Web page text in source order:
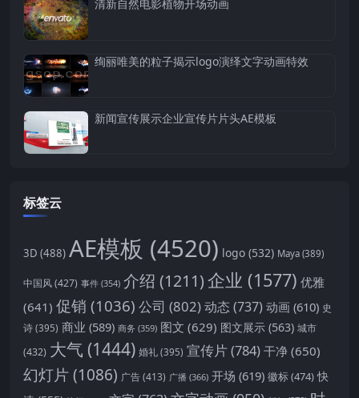
清新自然电影植物开场动画
绚丽唯美的粒子揭示logo演绎文字动画特效
新闻宣传展示企业宣传片片头AE模板
标签云
3D (488) AE模板 (4520) logo (532) Maya (389)
中国风(427) 事件 (354) 介绍 (1211)企业 (1577) 优雅
(641) 促销 (1036) 公司 (802)动态 (737) 动画 (610) 史
诗 (395) 商业 (589) 商务 (359) 图文 (629) 图文展示 (563) 城市
(432) 大气 (1444) 婚礼 (395) 宣传片(784) 干净 (650)
幻灯片 (1086) 广告(413) 广播 (366) 开场 (619) 徽标(474) 快